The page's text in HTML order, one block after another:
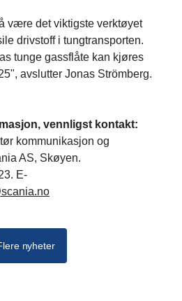
være det viktigste verktøyet
drivstoff i tungtransporten.
tunge gassflåte kan kjøres
avslutter Jonas Strömberg.
vennligst kontakt:
kommunikasjon og
AS, Skøyen.
E-
nyheter